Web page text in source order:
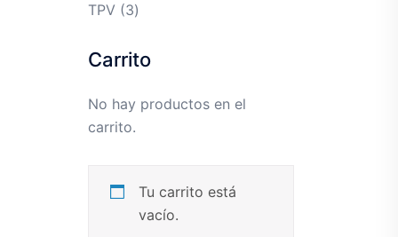
TPV 33
Carrito
No hay productos en el
carrito.
Tu carrito está
vacío.